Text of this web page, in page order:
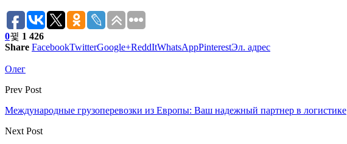
0
1 426
Share FacebookTwitterGoogle+ReddItWhatsAppPinterestЭл. адрес
Олег
Prev Post
Международные грузоперевозки из Европы: Ваш надежный партнер в логистике
Next Post